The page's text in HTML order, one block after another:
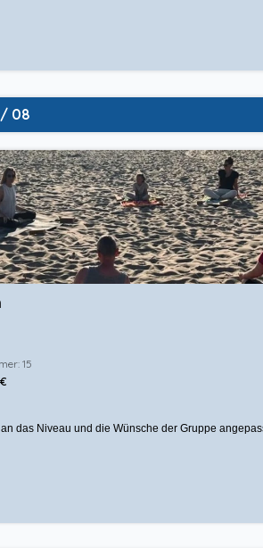
/ 08
15
das Niveau und die Wünsche der Gruppe